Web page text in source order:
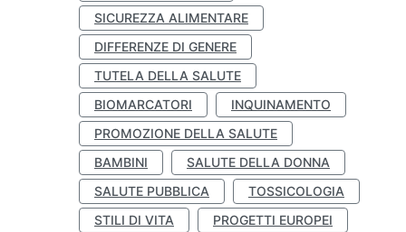
SICUREZZA ALIMENTARE
DIFFERENZE DI GENERE
TUTELA DELLA SALUTE
BIOMARCATORI
INQUINAMENTO
PROMOZIONE DELLA SALUTE
BAMBINI
SALUTE DELLA DONNA
SALUTE PUBBLICA
TOSSICOLOGIA
STILI DI VITA
PROGETTI EUROPEI